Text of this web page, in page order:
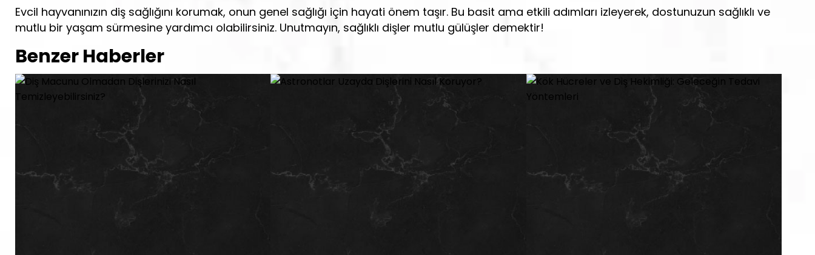
Evcil hayvanınızın diş sağlığını korumak, onun genel sağlığı için hayati önem taşır. Bu basit ama etkili adımları izleyerek, dostunuzun sağlıklı ve
mutlu bir yaşam sürmesine yardımcı olabilirsiniz. Unutmayın, sağlıklı dişler mutlu gülüşler demektir!
Benzer Haberler